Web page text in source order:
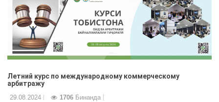
Летний курс по международному коммерческому
арбитражу
29.08.2024 1706 Бинанда